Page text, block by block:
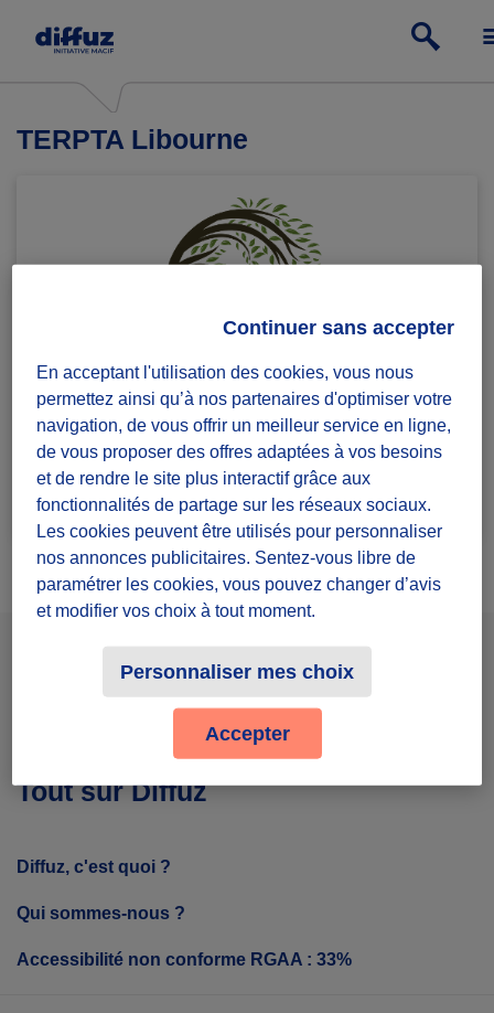
TERPTA Libourne
Rejoindre le groupe 1 défi lancé
FacebookInstagramYoutube
Tout sur Diffuz
Diffuz, c'est quoi ?
Qui sommes-nous ?
Accessibilité non conforme RGAA : 33%
En acceptant l'utilisation des cookies, vous nous
permettez ainsi qu’à nos partenaires d'optimiser votre
navigation, de vous offrir un meilleur service en ligne,
de vous proposer des offres adaptées à vos besoins
et de rendre le site plus interactif grâce aux
fonctionnalités de partage sur les réseaux sociaux.
Les cookies peuvent être utilisés pour personnaliser
nos annonces publicitaires. Sentez-vous libre de
paramétrer les cookies, vous pouvez changer d’avis
et modifier vos choix à tout moment.
Personnaliser mes choix
Continuer sans accepter
Accepter